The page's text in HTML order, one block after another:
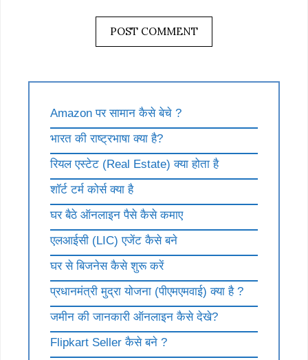
Amazon पर सामान कैसे बेचे ?
भारत की राष्ट्रभाषा क्या है?
रियल एस्टेट (Real Estate) क्या होता है
शॉर्ट टर्म कोर्स क्या है
घर बैठे ऑनलाइन पैसे कैसे कमाए
एलआईसी (LIC) एजेंट कैसे बने
घर से बिजनेस कैसे शुरू करें
प्रधानमंत्री मुद्रा योजना (पीएमएमवाई) क्या है ?
जमीन की जानकारी ऑनलाइन कैसे देखे?
Flipkart Seller कैसे बने ?